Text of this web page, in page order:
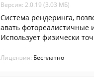
Версия: 2.0.19 (3.03 МБ)
Система рендеринга,
авать фотореалистичные
Использует физически
Лицензия: Бесплатно